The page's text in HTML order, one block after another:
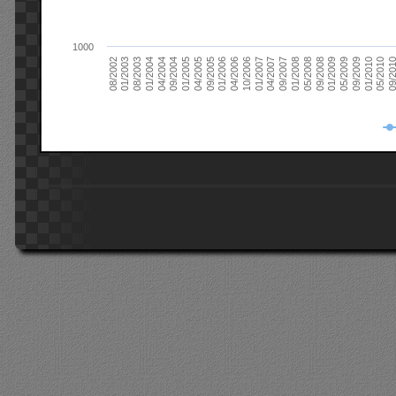
08/200201/200308/200301/200404/200409/200401/200504/200509/200501/200604/200610/200601/200704/200709/200701/200805/200809/200801/200905/200909/200901/201005/201009/
1000